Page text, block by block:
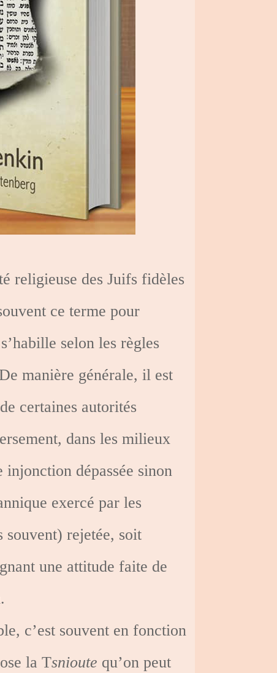
religieuse des Juifs fidèles
ce terme pour
selon les règles
manière générale, il est
certaines autorités
dans les milieux
injonction dépassée sinon
exercé par les
souvent) rejetée, soit
une attitude faite de
c’est souvent en fonction
la Tsnioute qu’on peut